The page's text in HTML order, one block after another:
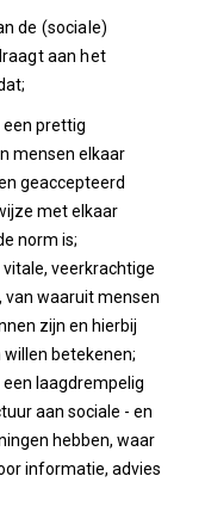
de (sociale)
aan het
een prettig
mensen elkaar
geaccepteerd
met elkaar
norm is;
veerkrachtige
van waaruit mensen
zijn en hierbij
betekenen;
laagdrempelig
aan sociale - en
hebben, waar
informatie, advies